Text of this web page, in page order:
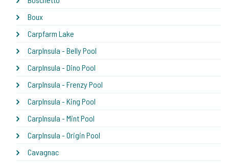
Boux
Carpfarm Lake
CarpInsula - Belly Pool
CarpInsula - Dino Pool
CarpInsula - Frenzy Pool
CarpInsula - King Pool
CarpInsula - Mint Pool
CarpInsula - Origin Pool
Cavagnac